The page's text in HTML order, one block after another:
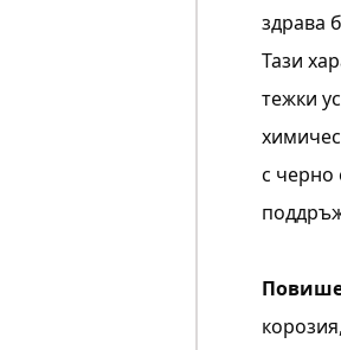
здрава
Тази
тежки
с черно